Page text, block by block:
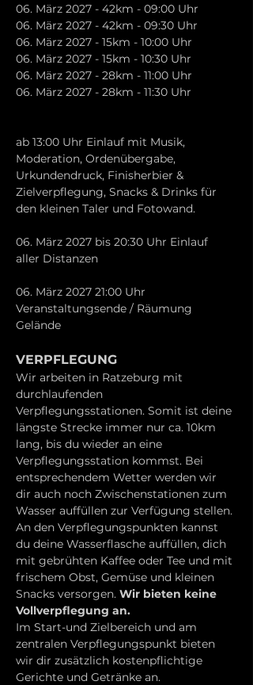
06. März 2027 - 42km - 09:00 Uhr
06. März 2027 - 42km - 09:30 Uhr
06. März 2027 - 15km - 10:00 Uhr
06. März 2027 - 15km - 10:30 Uhr
06. März 2027 - 28km - 11:00 Uhr
06. März 2027 - 28km - 11:30 Uhr
ab 13:00 Uhr Einlauf mit Musik,
Moderation, Ordenübergabe,
Urkundendruck, Finisherbier &
Zielverpflegung, Snacks & Drinks für
den kleinen Taler und Fotowand.
06. März 2027 bis 20:30 Uhr Einlauf
aller Distanzen
06. März 2027 21:00 Uhr
Veranstaltungsende / Räumung
Gelände
VERPFLEGUNG
Wir arbeiten in Ratzeburg mit
durchlaufenden
Verpflegungsstationen. Somit ist deine
längste Strecke immer nur ca. 10km
lang, bis du wieder an eine
Verpflegungsstation kommst. Bei
entsprechendem Wetter werden wir
dir auch noch Zwischenstationen zum
Wasser auffüllen zur Verfügung stellen.
An den Verpflegungspunkten kannst
du deine Wasserflasche auffüllen, dich
mit gebrühten Kaffee oder Tee und mit
frischem Obst, Gemüse und kleinen
Snacks versorgen. Wir bieten keine
Vollverpflegung an.
Im Start-und Zielbereich und am
zentralen Verpflegungspunkt bieten
wir dir zusätzlich kostenpflichtige
Gerichte und Getränke an.